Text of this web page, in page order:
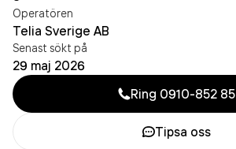
Operatören
Telia Sverige AB
Senast sökt på
29 maj 2026
Ring 0910-852 85
Tipsa oss